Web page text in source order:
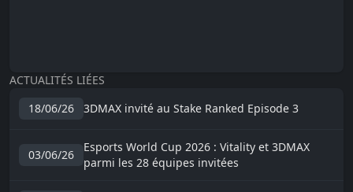
ACTUALITÉS LIÉES
18/06/26
3DMAX invité au Stake Ranked Episode 3
03/06/26
Esports World Cup 2026 : Vitality et 3DMAX
parmi les 28 équipes invitées